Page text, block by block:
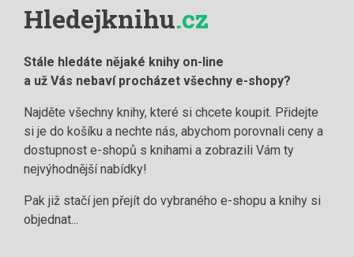
Hledejknihu.cz
Stále hledáte nějaké knihy on-line
a už Vás nebaví procházet všechny e-shopy?
Najděte všechny knihy, které si chcete koupit. Přidejte
si je do košíku a nechte nás, abychom porovnali ceny a
dostupnost e-shopů s knihami a zobrazili Vám ty
nejvýhodnější nabídky!
Pak již stačí jen přejít do vybraného e-shopu a knihy si
objednat...